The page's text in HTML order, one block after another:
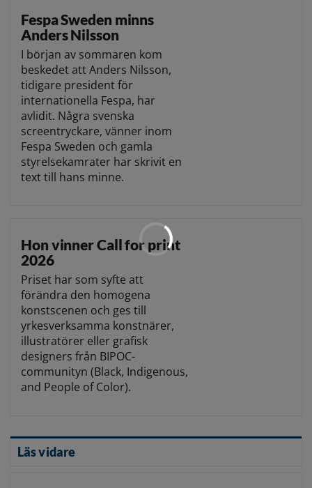
Fespa Sweden minns
Anders Nilsson
I början av sommaren kom
beskedet att Anders Nilsson,
tidigare president för
internationella Fespa, har
avlidit. Några svenska
screentryckare, vänner inom
Fespa Sweden och gamla
styrelsekamrater har skrivit en
text till hans minne.
Hon vinner Call for print
2026
Priset har som syfte att
förändra den homogena
konstscenen och ges till
yrkesverksamma konstnärer,
illustratörer eller grafisk
designers från BIPOC-
communityn (Black, Indigenous,
and People of Color).
Läs vidare